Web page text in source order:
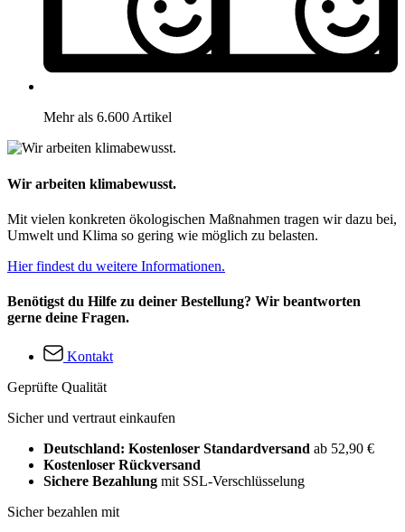
Mehr als 6.600 Artikel
Wir arbeiten klimabewusst.
Mit vielen konkreten ökologischen Maßnahmen tragen wir dazu bei,
Umwelt und Klima so gering wie möglich zu belasten.
Hier findest du weitere Informationen.
Benötigst du Hilfe zu deiner Bestellung? Wir beantworten
gerne deine Fragen.
Kontakt
Geprüfte Qualität
Sicher und vertraut einkaufen
Deutschland: Kostenloser Standardversand ab 52,90 €
Kostenloser Rückversand
Sichere Bezahlung mit SSL-Verschlüsselung
Sicher bezahlen mit